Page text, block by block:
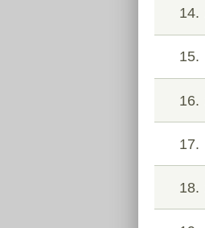
14
15
16
17
18